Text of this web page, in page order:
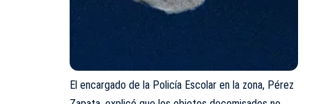
El encargado de la Policía Escolar en la zona, Pérez